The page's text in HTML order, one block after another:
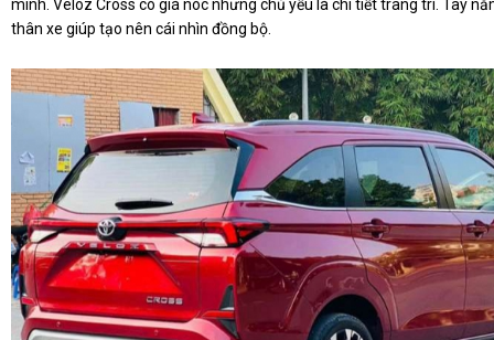
minh. Veloz Cross có giá nóc nhưng chủ yếu là chi tiết trang trí. Tay
thân xe giúp tạo nên cái nhìn đồng bộ.